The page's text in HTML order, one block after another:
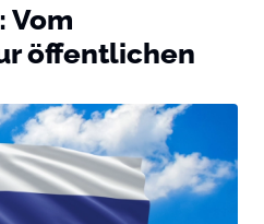
Vom
öffentlichen